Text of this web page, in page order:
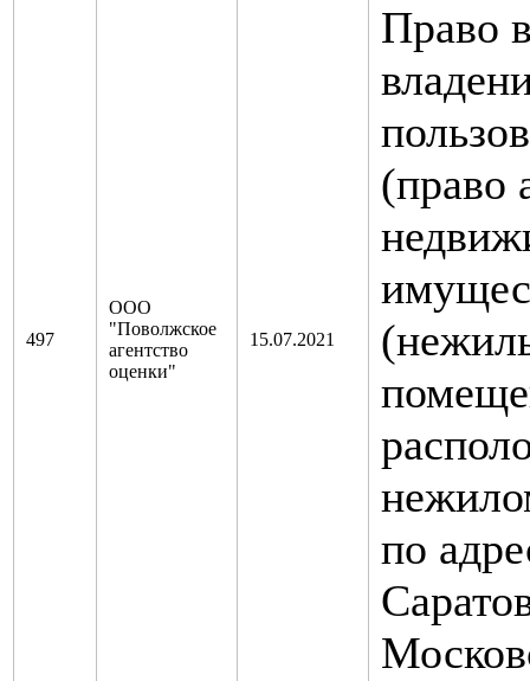
497
ООО
"Поволжское
агентство
оценки"
15.07.2021
Право
(право
по